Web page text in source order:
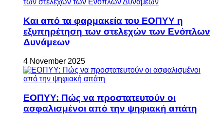
Και από τα φαρμακεία του ΕΟΠΥΥ η
εξυπηρέτηση των στελεχών των Ενόπλων
Δυνάμεων
4 November 2025
ΕΟΠΥΥ: Πώς να προστατευτούν οι
ασφαλισμένοι από την ψηφιακή απάτη